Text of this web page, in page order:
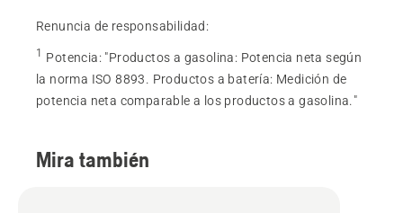
Renuncia de responsabilidad:
1 Potencia: "Productos a gasolina: Potencia neta según
la norma ISO 8893. Productos a batería: Medición de
potencia neta comparable a los productos a gasolina."
Mira también